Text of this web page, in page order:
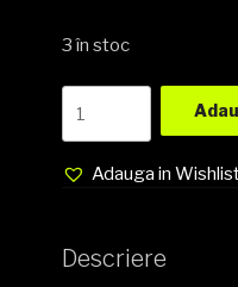
3 în stoc
Amară
Loc
x
Adauga in
Descriere